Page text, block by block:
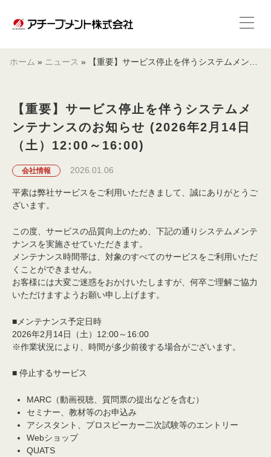
ホーム » ニュース » 【重要】サービス停止を伴うシステムメンテナンスのお知らせ (2026年2月14日（土）12:00～16:00)
【重要】サービス停止を伴うシステムメ
ンテナンスのお知らせ (2026年2月14日
（土）12:00～16:00)
会社情報 2026.01.06
平素は弊社サービスをご利用いただきまして、誠にありがとうご
ざいます。
この度、サービスの品質向上のため、下記の通りシステムメンテ
ナンスを実施させていただきます。
メンテナンス時間帯は、対象のすべてのサービスをご利用いただ
くことができません。
お客様には大変ご迷惑をおかけいたしますが、何卒ご理解ご協力
いただけますようお願い申し上げます。
■メンテナンス予定日時
2026年2月14日（土）12:00～16:00
※作業状況により、時間が多少前後する場合がございます。
■ 停止するサービス
MARC（動画視聴、質問票の提出などを含む）
セミナー、教材等のお申込み
アシスタント、プロスピーカー二次試験等のエントリー
Webショップ
QUATS